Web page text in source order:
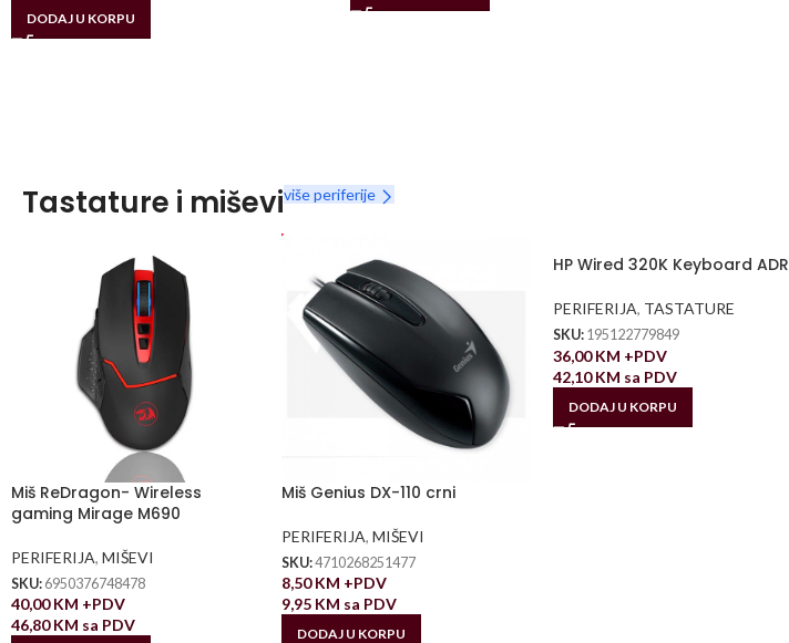
DODAJ U KORPU
Tastature i miševiviše periferije
Miš ReDragon- Wireless
gaming Mirage M690
PERIFERIJA, MIŠEVI
SKU: 6950376748478
40,00KM +PDV
46,80KM sa PDV
Miš Genius DX-110 crni
PERIFERIJA, MIŠEVI
SKU:4710268251477
8,50KM +PDV
9,95 KM sa PDV
DODAJ U KORPU
HP Wired 320K Keyboard ADR
PERIFERIJA, TASTATURE
SKU: 195122779849
36,00KM +PDV
42,10KM sa PDV
DODAJ U KORPU